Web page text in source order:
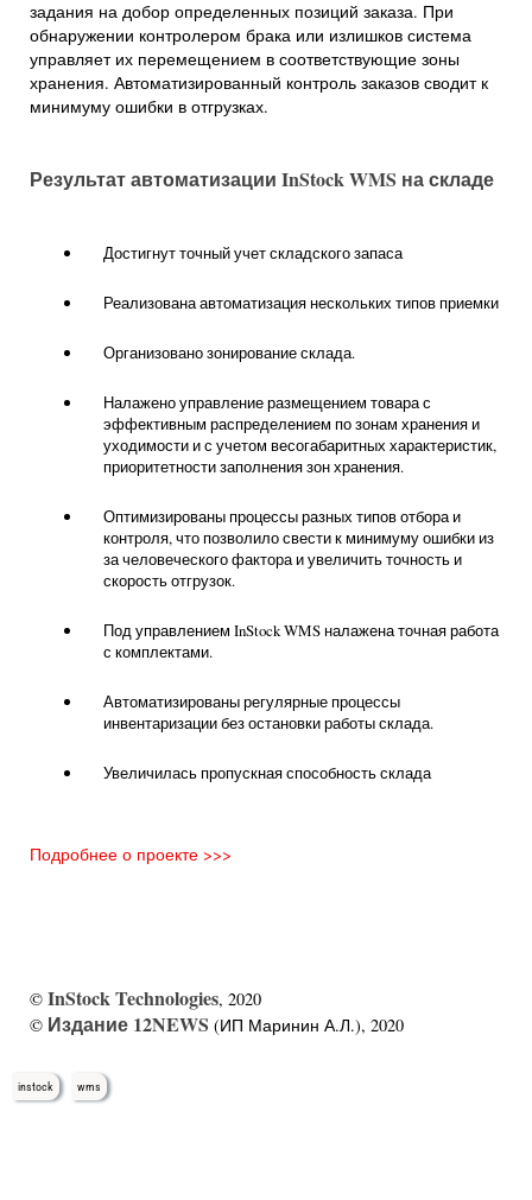
задания на добор определенных позиций заказа. При
обнаружении контролером брака или излишков система
управляет их перемещением в соответствующие зоны
хранения. Автоматизированный контроль заказов сводит к
минимуму ошибки в отгрузках.
Результат автоматизации InStock WMS на складе
Достигнут точный учет складского запаса
Реализована автоматизация нескольких типов приемки
Организовано зонирование склада.
Налажено управление размещением товара с
эффективным распределением по зонам хранения и
уходимости и с учетом весогабаритных характеристик,
приоритетности заполнения зон хранения.
Оптимизированы процессы разных типов отбора и
контроля, что позволило свести к минимуму ошибки из
за человеческого фактора и увеличить точность и
скорость отгрузок.
Под управлением InStock WMS налажена точная работа
с комплектами.
Автоматизированы регулярные процессы
инвентаризации без остановки работы склада.
Увеличилась пропускная способность склада
Подробнее о проекте >>>
© InStock Technologies, 2020
© Издание 12NEWS (ИП Маринин А.Л.), 2020
instock wms